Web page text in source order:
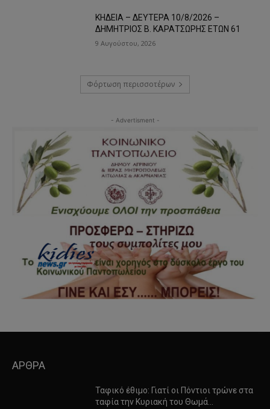
ΚΗΔΕΙΑ – ΔΕΥΤΕΡΑ 10/8/2026 –
ΔΗΜΗΤΡΙΟΣ Β. ΚΑΡΑΤΣΩΡΗΣ ΕΤΩΝ 61
9 Αυγούστου, 2026
Φόρτωση περισσοτέρων
- Advertisment -
ΑΡΘΡΑ
Ταφικό έθιμο: Γιατί οι Πόντιοι τρώνε στα
ταφία την Κυριακή του Θωμά…